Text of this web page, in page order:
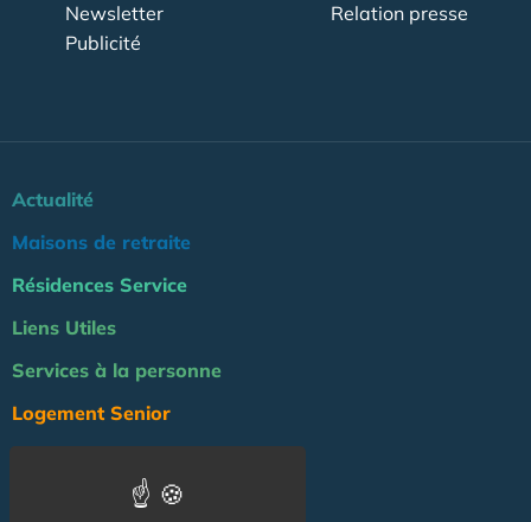
Newsletter
Publicité
Relation presse
Actualité
Maisons de retraite
Résidences Service
Liens Utiles
Services à la personne
Logement Senior
Emploi & formation